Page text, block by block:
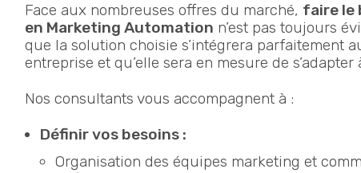
Face aux nombreuses offres du marché, faire le
en Marketing Automation n’est pas toujours
que la solution choisie s’intégrera parfaitement
entreprise et qu’elle sera en mesure de
Nos consultants vous accompagnent à :
Définir vos besoins :
Organisation des équipes marketing et